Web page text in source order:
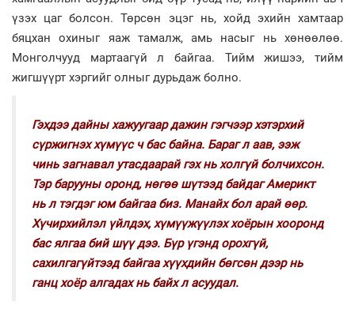
үзэх цаг болсон. Төрсөн эцэг нь, хойд эхийн хамтаар
бяцхан охиныг яаж тамалж, амь насыг нь хөнөөлөө.
Монголчууд мартаагүй л байгаа. Тийм жишээ, тийм
жигшүүрт хэргийг олныг дурьдаж болно.
Гэхдээ дайны хажуугаар дажин гэгчээр хэтэрхий
сүржигнэх хүмүүс ч бас байна. Бараг л аав, ээж
чинь загнавал утасдаарай гэх нь холгүй болчихсон.
Тэр барууны оронд, нөгөө шүтээд байдаг Америкт
нь л тэгдэг юм байгаа биз. Манайх бол арай өөр.
Хүчирхийлэл үйлдэх, хүмүүжүүлэх хоёрын хооронд
бас ялгаа бий шүү дээ. Бүр үгэнд орохгүй,
сахилгагүйтээд байгаа хүүхдийн бөгсөн дээр нь
ганц хоёр алгадах нь байх л асуудал.